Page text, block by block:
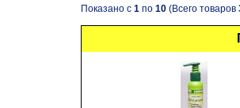
Показано с 1по 10(Всего товаров